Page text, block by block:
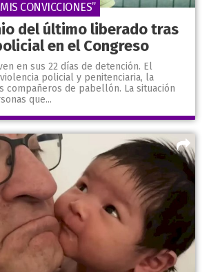
del último liberado tras
en el Congreso
en sus 22 días de detención. El
policial y penitenciaria, la
compañeros de pabellón. La situación
que...
CONVICCIONES”